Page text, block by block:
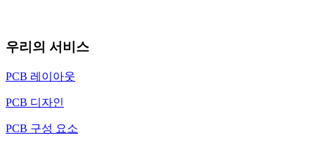
우리의 서비스
PCB 레이아웃
PCB 디자인
PCB 구성 요소